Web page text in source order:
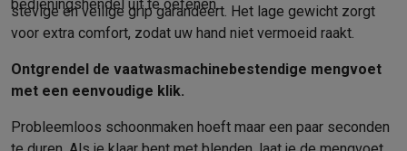
Omgeving & comfort VerlichtingPlug & play zonnepanelen
EntertainmentSmart TVSmart speakers Google TV Streamer
KeukenSlimme koelkastenSlimme vaatwassersSlimme
Huishouden & gezondheidSlimme wasmachines
Ecocheques
bedieningshendel uit te oefenen.
stevige en veilige grip garandeert. Het lage gewicht zorgt
voor extra comfort, zodat uw hand niet vermoeid raakt.
Ontgrendel de vaatwasmachinebestendige mengvoet
met een eenvoudige klik.
Probleemloos schoonmaken hoeft maar een paar seconden